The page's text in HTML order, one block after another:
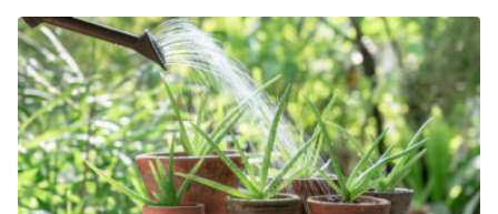
Al-Nahain, A., Jahan, R., & Rahmatullah, M. (2014). Zingiber
officinale : A Potential Plant against Rheumatoid Arthritis.
Arthritis.https://doi.org/10.1155/2014/159089